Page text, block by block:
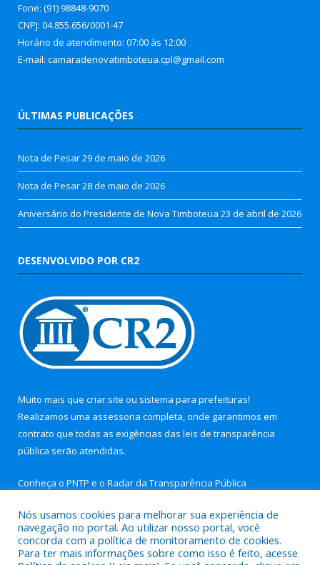
Fone: (91) 98848-9070
CNPJ: 04.855.656/0001-47
Horário de atendimento: 07:00 às 12:00
E-mail: camaradenovatimboteua.cpl@gmail.com
ÚLTIMAS PUBLICAÇÕES
Nota de Pesar29 de maio de 2026
Nota de Pesar28 de maio de 2026
Aniversário do Presidente de Nova Timboteua 23 de abril de 2026
DESENVOLVIDO POR CR2
Muito mais que criar site ou sistema para prefeituras!
Realizamos uma assessoria completa, onde garantimos em
contrato que todas as exigências das leis de transparência
pública serão atendidas.
Conheça o PNTP e o Radar da Transparência Pública
Todos os direitos reservados a Câmara Municipal de Nova
Nós usamos cookies para melhorar sua experiência de
navegação no portal. Ao utilizar nosso portal, você
concorda com a política de monitoramento de cookies.
Para ter mais informações sobre como isso é feito, acesse